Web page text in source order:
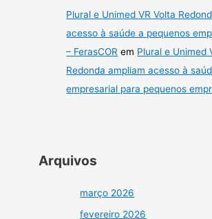
Plural e Unimed VR Volta
acesso à saúde a pequenos
– FerasCOR em Plural e Unimed
Redonda ampliam acesso à
empresarial para pequenos
Arquivos
março 2026
fevereiro 2026